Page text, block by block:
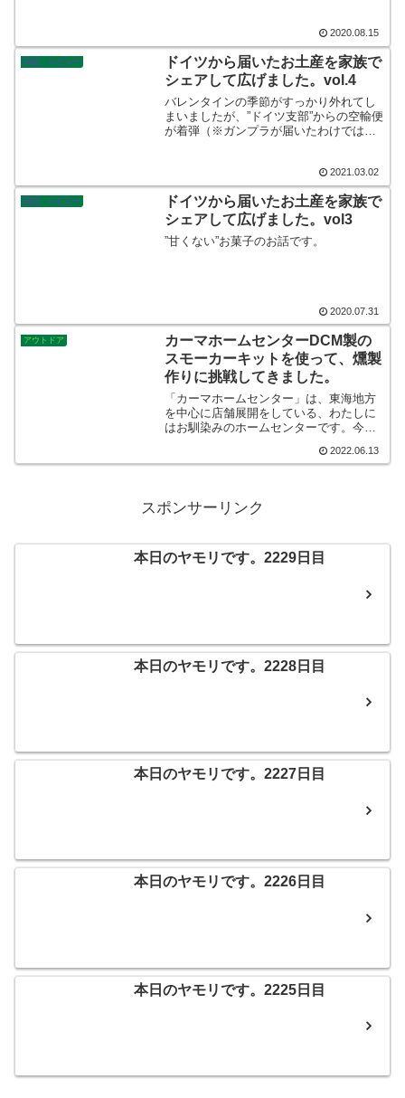
2020.08.15
日記、レビュー
ドイツから届いたお土産を家族で
シェアして広げました。vol.4
バレンタインの季節がすっかり外れてし
まいましたが、”ドイツ支部”からの空輸便
が着弾（※ガンプラが届いたわけではあ
種が開始されましたが、自由に海外へ行
き来できるのはいつになるのやら…
2021.03.02
日記、レビュー
ドイツから届いたお土産を家族で
シェアして広げました。vol3
”甘くない”お菓子のお話です。
2020.07.31
アウトドア
カーマホームセンターDCM製の
スモーカーキットを使って、燻製
作りに挑戦してきました。
「カーマホームセンター」は、東海地方
を中心に店舗展開をしている、わたしに
はお馴染みのホームセンターです。今
作りに挑戦させてくれたことに感謝です♪
2022.06.13
スポンサーリンク
本日のヤモリです。2229日目
本日のヤモリです。2228日目
本日のヤモリです。2227日目
本日のヤモリです。2226日目
本日のヤモリです。2225日目